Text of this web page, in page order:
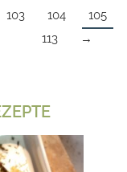
103 104 105
113
→